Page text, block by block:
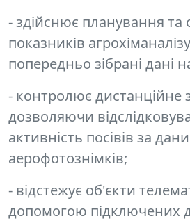
- здійснює планування та
показників
попередньо зібрані дані
- контролює дистанційне
дозволяючи
активність посівів за
аерофотознімків;
- відстежує об'єкти
допомогою підключених